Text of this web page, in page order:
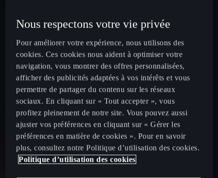
Batterie 52 kWh (225ch)
À partir de359€ /mois3
par mois
Le prix affiché tient compte de la remise commerciale
maximale (marque + partenaire) de 2500€ pour une
CUPRA Raval VZ 226 ch valable jusqu'au 31/08/2026.
Nous respectons votre vie privée
Pour améliorer votre expérience, nous utilisons des
cookies. Ces cookies nous aident à optimiser votre
navigation, vous montrer des offres personnalisées,
afficher des publicités adaptées à vos intérêts et vous
permettre de partager du contenu sur les réseaux
sociaux. En cliquant sur « Tout accepter », vous
profitez pleinement de notre site. Vous pouvez aussi
ajuster vos préférences en cliquant sur « Gérer les
préférences en matière de cookies ». Pour en savoir
plus, consultez notre Politique d’utilisation des cookies.
Politique d’utilisation des cookies